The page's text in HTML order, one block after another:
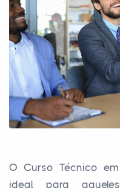
O Curso Técnico
ideal para